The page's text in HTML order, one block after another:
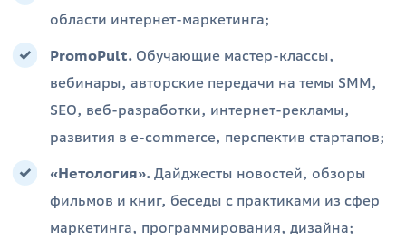
области интернет-маркетинга;
PromoPult. Обучающие мастер-классы,
вебинары, авторские передачи на темы SMM,
SEO, веб-разработки, интернет-рекламы,
развития в e-commerce, перспектив стартапов;
«Нетология». Дайджесты новостей, обзоры
фильмов и книг, беседы с практиками из сфер
маркетинга, программирования, дизайна;